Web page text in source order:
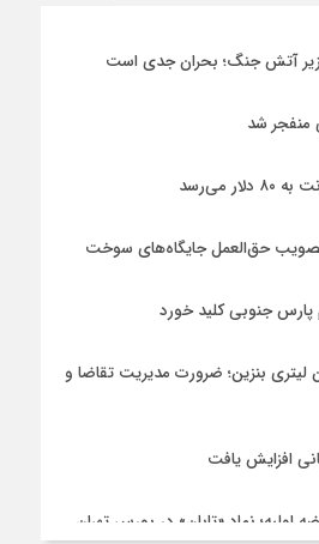
زیر آتش جنگ؛ بحران جدی است
منفجر شد
می‌رسد
تصویب حق‌العمل جایگاه‌های سوخت
پارس جنوبی کلید خورد
۱۰ میلیون لیتری بنزین؛ ضرورت مدیریت تقاضا و
افزایش یافت
اولیه؛ نماد «تابان» در بورس تهران